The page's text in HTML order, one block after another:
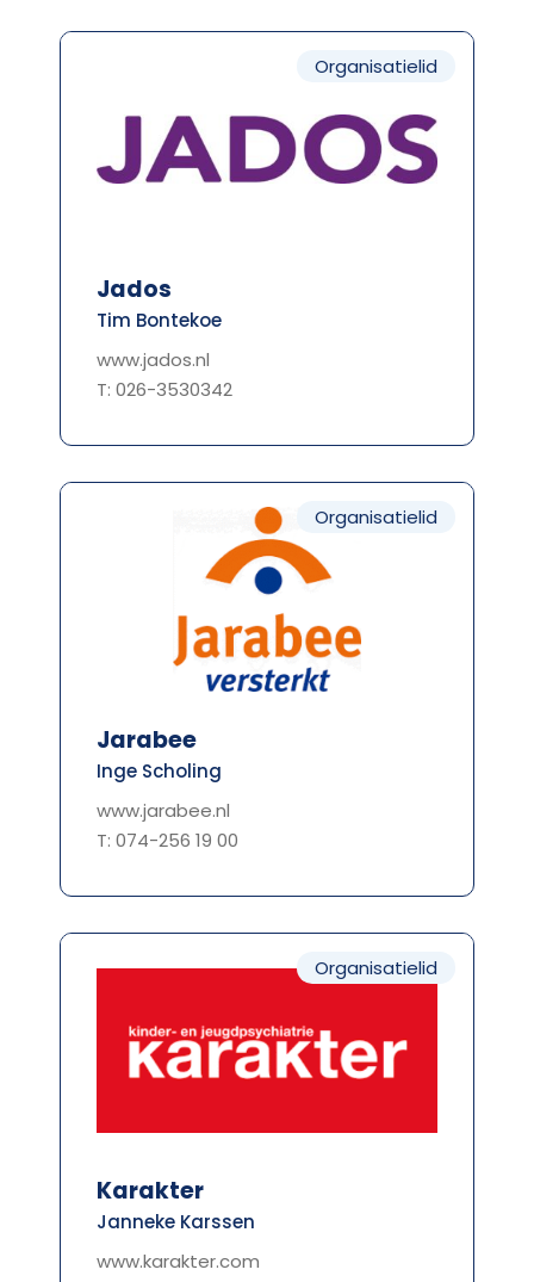
Organisatielid
Jados
Tim Bontekoe
www.jados.nl
T: 026-3530342
Organisatielid
Jarabee
Inge Scholing
www.jarabee.nl
T: 074-256 19 00
Organisatielid
Karakter
Janneke Karssen
www.karakter.com